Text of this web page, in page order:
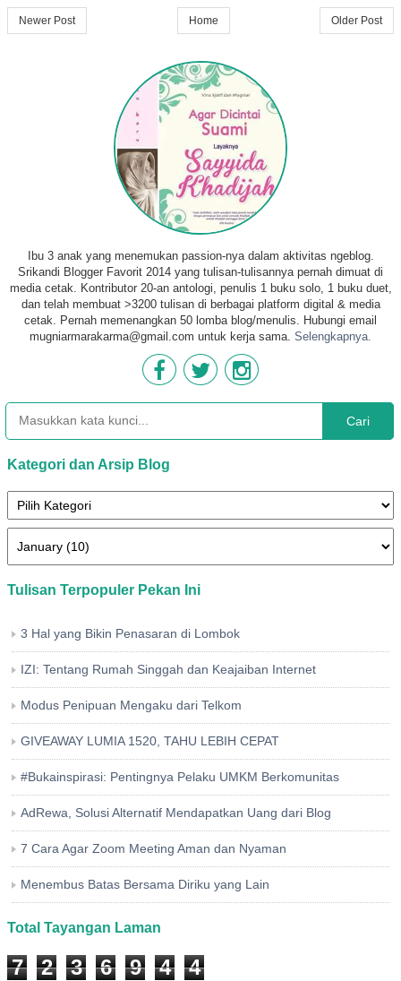
Newer Post Older Post
Home
Ibu 3 anak yang menemukan passion-nya dalam aktivitas ngeblog.
Srikandi Blogger Favorit 2014 yang tulisan-tulisannya pernah dimuat di
media cetak. Kontributor 20-an antologi, penulis 1 buku solo, 1 buku duet,
dan telah membuat >3200 tulisan di berbagai platform digital & media
cetak. Pernah memenangkan 50 lomba blog/menulis. Hubungi email
mugniarmarakarma@gmail.com untuk kerja sama. Selengkapnya.
Cari
Kategori dan Arsip Blog
Tulisan Terpopuler Pekan Ini
3 Hal yang Bikin Penasaran di Lombok
IZI: Tentang Rumah Singgah dan Keajaiban Internet
Modus Penipuan Mengaku dari Telkom
GIVEAWAY LUMIA 1520, TAHU LEBIH CEPAT
#Bukainspirasi: Pentingnya Pelaku UMKM Berkomunitas
AdRewa, Solusi Alternatif Mendapatkan Uang dari Blog
7 Cara Agar Zoom Meeting Aman dan Nyaman
Menembus Batas Bersama Diriku yang Lain
Total Tayangan Laman
7 2 3 6 9 4 4